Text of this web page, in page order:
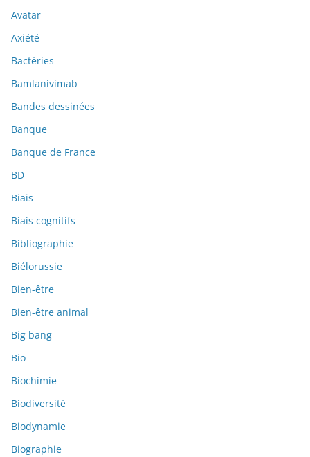
Avatar
Axiété
Bactéries
Bamlanivimab
Bandes dessinées
Banque
Banque de France
BD
Biais
Biais cognitifs
Bibliographie
Biélorussie
Bien-être
Bien-être animal
Big bang
Bio
Biochimie
Biodiversité
Biodynamie
Biographie